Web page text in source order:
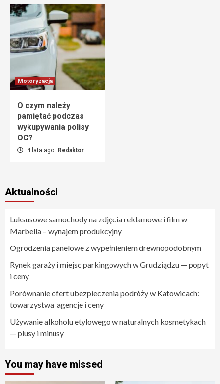
Motoryzacja
O czym należy
pamiętać podczas
wykupywania polisy
OC?
4 lata ago Redaktor
Aktualności
Luksusowe samochody na zdjęcia reklamowe i film w
Marbella – wynajem produkcyjny
Ogrodzenia panelowe z wypełnieniem drewnopodobnym
Rynek garaży i miejsc parkingowych w Grudziądzu — popyt
i ceny
Porównanie ofert ubezpieczenia podróży w Katowicach:
towarzystwa, agencje i ceny
Używanie alkoholu etylowego w naturalnych kosmetykach
— plusy i minusy
You may have missed